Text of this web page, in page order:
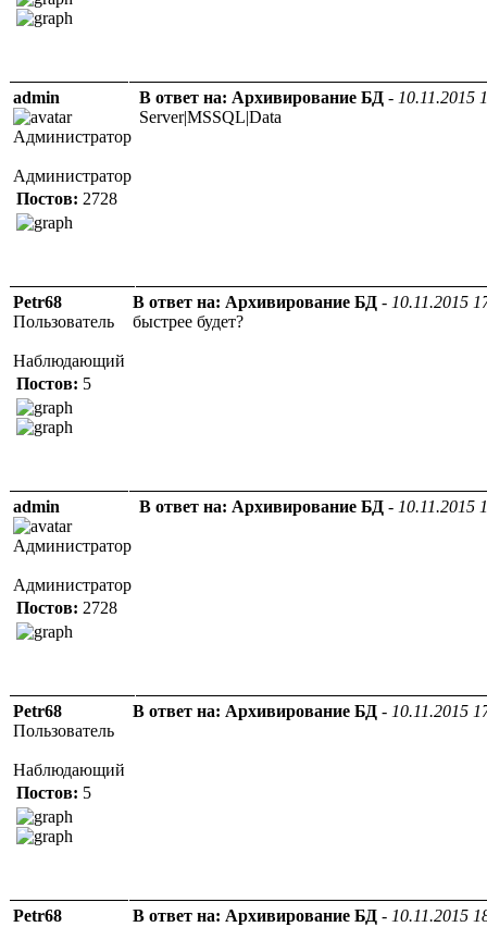
admin
Администратор
Администратор
Постов: 2728
В ответ на: Архивирование БД - 10.11.2015
Server|MSSQL|Data
Petr68
Пользователь
Наблюдающий
Постов: 5
В ответ на: Архивирование БД - 10.11.2015
быстрее будет?
admin
Администратор
Администратор
Постов: 2728
В ответ на: Архивирование БД - 10.11.2015
Petr68
Пользователь
Наблюдающий
Постов: 5
В ответ на: Архивирование БД - 10.11.2015
Petr68
В ответ на: Архивирование БД - 10.11.2015